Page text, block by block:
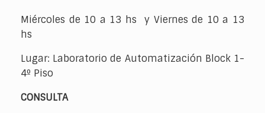
Miér­co­les de 10 a 13 hs y Vier­nes de 10 a 13
hs
Lugar: La­bo­ra­to­rio de Au­to­ma­ti­za­ción Block 1-
4º Piso
CON­SUL­TA